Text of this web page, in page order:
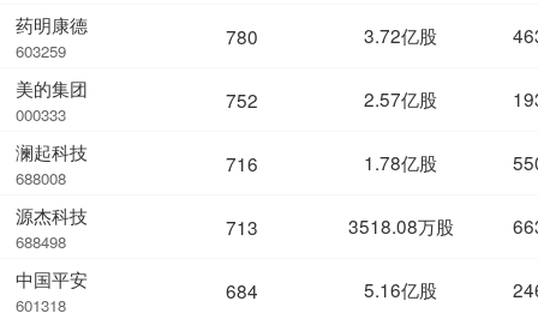
药明康德
603259
美的集团
000333
澜起科技
688008
源杰科技
688498
中国平安
601318
780 3.72亿股
752 2.57亿股
716 1.78亿股
713 3518.08万股
684 5.16亿股